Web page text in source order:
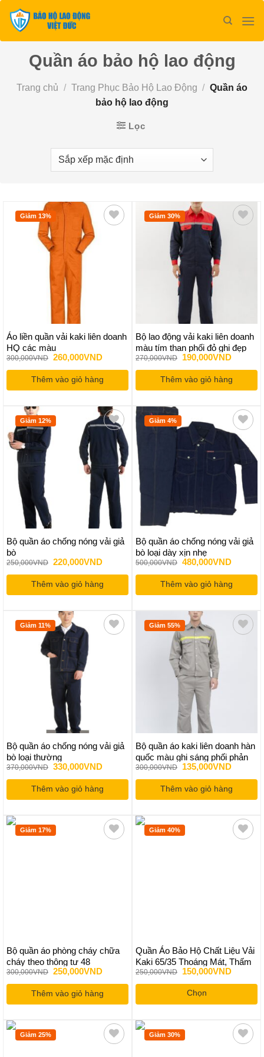
qua
Quần áo bảo hộ lao động
Trang chủ / Trang Phục Bảo Hộ Lao Động / Quần áo
bảo hộ lao động
Lọc
Giảm 13%
Áo liền quần vải kaki liên doanh
HQ các màu
300,000VND Giá
là:
300,000VND.
260,000VNDGiá
tại
là:
260,000VND.
Thêm vào giỏ hàng
Giảm 30%
Bộ lao động vải kaki liên doanh
màu tím than phối đỏ ghi đẹp
270,000VND
Giá
là:
270,000VND.
190,000VNDGiá
tại
là:
Thêm vào giỏ hàng
Giảm 12%
Bộ quần áo chống nóng vải giả
bò
250,000VND Giá
là:
250,000VND.
220,000VNDGiá
tại
là:
220,000VND.
Thêm vào giỏ hàng
Giảm 4%
Bộ quần áo chống nóng vải giả
bò loại dày xịn nhẹ
500,000VND Giá
là:
500,000VND.
480,000VNDGiá
tại
là:
Thêm vào giỏ hàng
Giảm 11%
Bộ quần áo chống nóng vải giả
bò loại thường
370,000VND Giá
là:
370,000VND.
330,000VNDGiá
tại
là:
330,000VND.
Thêm vào giỏ hàng
Giảm 55%
Bộ quần áo kaki liên doanh hàn
quốc màu ghi sáng phối phản
quang
300,000VND
Giá
là:
300,000VND.
135,000VNDGiá
tại
là:
Thêm vào giỏ hàng
Giảm 17%
Bộ quần áo phòng cháy chữa
cháy theo thông tư 48
300,000VND Giá
là:
300,000VND.
250,000VNDGiá
tại
là:
250,000VND.
Thêm vào giỏ hàng
Giảm 40%
Quần Áo Bảo Hộ Chất Liệu Vải
Kaki 65/35 Thoáng Mát, Thấm
Hút Mồ Hôi
250,000VND
Giá
là:
250,000VND.
150,000VNDGiá
tại
Chọn
phẩm
Giảm 25% Giảm 30%